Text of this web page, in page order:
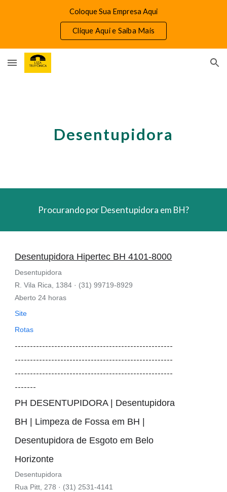
Coloque Sua Empresa Aqui
Clique Aqui e Saiba Mais
Desentupidora
Procurando por Desentupidora em BH?
Desentupidora Hipertec BH 4101-8000
Desentupidora
R. Vila Rica, 1384 · (31) 99719-8929
Aberto 24 horas
Site
Rotas
----------------------------------------------------
----------------------------------------------------
----------------------------------------------------
-------
PH DESENTUPIDORA | Desentupidora
BH | Limpeza de Fossa em BH |
Desentupidora de Esgoto em Belo
Horizonte
Desentupidora
Rua Pitt, 278 · (31) 2531-4141